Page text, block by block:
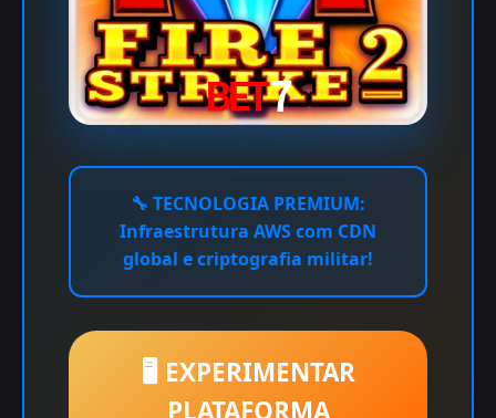
🔧 TECNOLOGIA PREMIUM:
Infraestrutura AWS com CDN
global e criptografia militar!
🖥️ EXPERIMENTAR
PLATAFORMA